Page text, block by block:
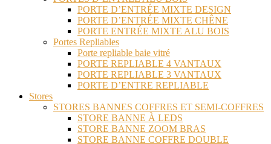
PORTE D’ENTRÉE MIXTE DESIGN
PORTE D’ENTRÉE MIXTE CHÊNE
PORTE ENTRÉE MIXTE ALU BOIS
Portes Repliables
Porte repliable baie vitré
PORTE REPLIABLE 4 VANTAUX
PORTE REPLIABLE 3 VANTAUX
PORTE D’ENTRE REPLIABLE
Stores
STORES BANNES COFFRES ET SEMI-COFFRES
STORE BANNE À LEDS
STORE BANNE ZOOM BRAS
STORE BANNE COFFRE DOUBLE